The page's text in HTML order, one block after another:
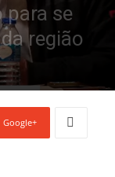
para se
região
Google+